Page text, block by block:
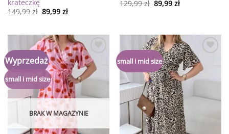
krateczkę
149,99zł 89,99 zł
129,99zł 89,99 zł
Wyprzedaż
small i mid size
Dodaj
do
listy
życzeń
BRAK W MAGAZYNIE
small i mid size
Dodaj
listy